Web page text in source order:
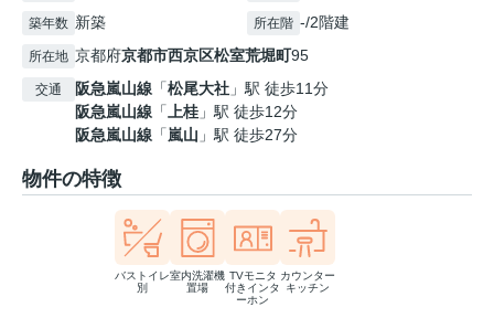
築年数 新築 所在階 -/2階建
所在地 京都府京都市西京区松室荒堀町95
交通 阪急嵐山線 「松尾大社 」駅 徒歩11分
阪急嵐山線 「 上桂 」駅 徒歩12分
阪急嵐山線 「嵐山 」駅 徒歩27分
物件の特徴
バストイレ
別
室内洗濯機
置場
TVモニタ
付きインタ
ーホン
カウンター
キッチン